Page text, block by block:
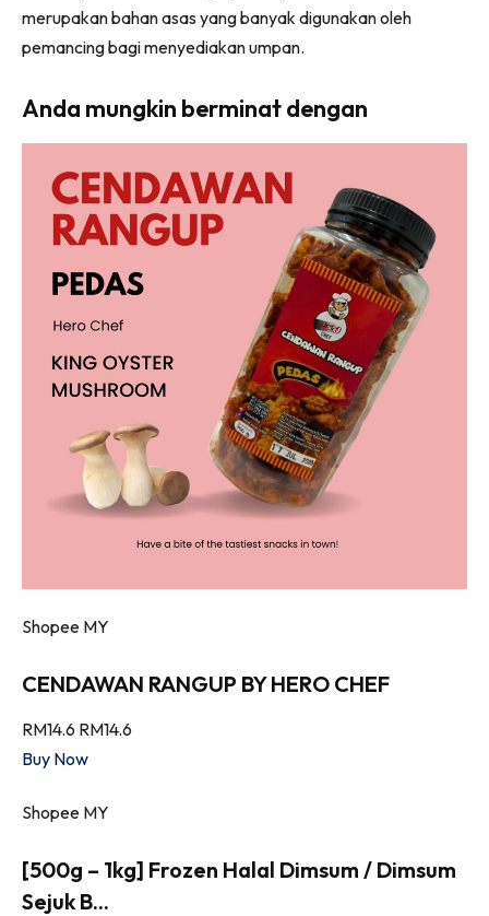
merupakan bahan asas yang banyak digunakan oleh
pemancing bagi menyediakan umpan.
Anda mungkin berminat dengan
Shopee MY
CENDAWAN RANGUP BY HERO CHEF
RM14.6 RM14.6
Buy Now
Shopee MY
[500g – 1kg] Frozen Halal Dimsum / Dimsum
Sejuk B...